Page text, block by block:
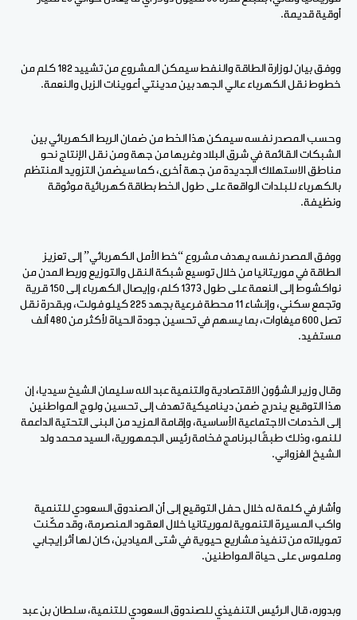
أوقية قديمة.
ووفق بيان لوزارة الطاقة والنفط سيمكن المشروع من تشييد 182 كلم من
خطوط نقل الكهرباء عالي الجهد بين مدينتي أعوينات الزبل والنعمة.
وحسب المصدر نفسه سيمكن هذا الخط من ضمان الربط الكهربائي بين
الشبكات القائمة في شرق البلاد وغربها من جهة ومن نقل الإنتاج نحو
مناطق الاستهلاك الجديدة من جهة أخرى، كما سيضمن التزويد المنتظم
بالكهرباء للبلدات الواقعة على طول الخط بطاقة كهربائية موثوقة
ونظيفة.
ووفق المصدر نفسه يهدف مشروع “خط الأمل الكهربائي” إلى تعزيز
الطاقة في موريتانيا من خلال توسيع شبكة النقل والتوزيع وربط المدن من
نواكشوط إلى النعمة على طول 1373 كلم، وإيصال الكهرباء إلى 150 قرية
وتجمع سكني، وإنشاء 11 محطة فرعية بجهد 225 كيلو فولت، وبقدرة نقل
تصل 600 ميغاوات، بما يسهم في تحسين جودة الحياة لأكثر من 480 ألف
مستفيد.
وقال وزير الشؤون الاقتصادية والتنمية عبد الله سليمان الشيخ سيديا، إن
هذا التوقيع يندرج ضمن ديناميكية تهدف إلى تحسين ولوج المواطنين
إلى الخدمات الاجتماعية الأساسية، وإقامة المزيد من البنى التحتية الداعمة
للنمو، وذلك طبقًا لبرنامج فخامة رئيس الجمهورية، السيد محمد ولد
الشيخ الغزواني.
وأشار في كلمة له خلال حفل التوقيع إلى أن الصندوق السعودي للتنمية
واكب المسيرة التنموية لموريتانيا خلال العقود المنصرمة، وقد مكّنت
تمويلاته من تنفيذ مشاريع حيوية في شتى الميادين، كان لها أثر إيجابي
وملموس على حياة المواطنين.
وبدوره، قال الرئيس التنفيذي للصندوق السعودي للتنمية، سلطان بن عبد